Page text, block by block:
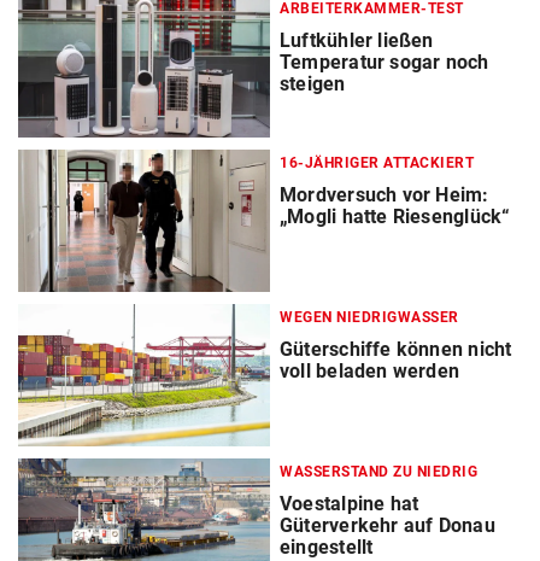
ARBEITERKAMMER-TEST
Luftkühler ließen
Temperatur sogar noch
steigen
16-JÄHRIGER ATTACKIERT
Mordversuch vor Heim:
„Mogli hatte Riesenglück“
WEGEN NIEDRIGWASSER
Güterschiffe können nicht
voll beladen werden
WASSERSTAND ZU NIEDRIG
Voestalpine hat
Güterverkehr auf Donau
eingestellt